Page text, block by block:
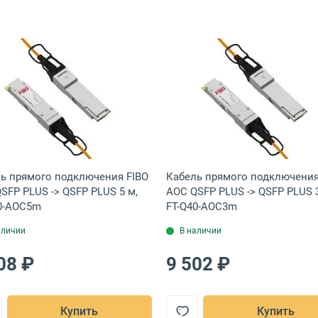
SFP+ 3 м, SFP-H10GB-CU3M=
кабель LR-LINK DAC QSFP28 -&gt; 4 x SFP28 5 м, LRDAC-QSFP28-
Открыть товар: Кабель прямого подключения FIBO
прямого подключения FIBO
PLUS -> QSFP PLUS 5 м,
AOC5m
₽
Купить
Открыть
Кабель прямого
AOC QSFP PLUS -> QSFP PLUS
FT-Q40-AOC3m
В наличии
9 502 ₽
Купить